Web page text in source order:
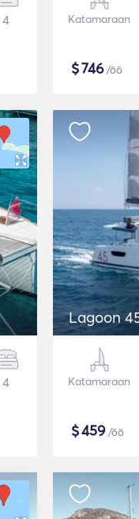
4 Katamaraan
$746/öö
4
Lagoon
Katamaraan
$459/öö